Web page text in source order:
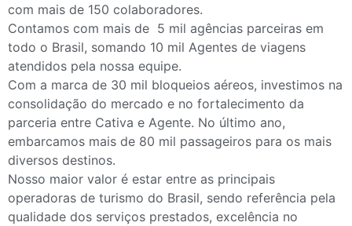
com mais de 150 colaboradores.
Contamos com mais de 5 mil agências parceiras em
todo o Brasil, somando 10 mil Agentes de viagens
atendidos pela nossa equipe.
Com a marca de 30 mil bloqueios aéreos, investimos na
consolidação do mercado e no fortalecimento da
parceria entre Cativa e Agente. No último ano,
embarcamos mais de 80 mil passageiros para os mais
diversos destinos.
Nosso maior valor é estar entre as principais
operadoras de turismo do Brasil, sendo referência pela
qualidade dos serviços prestados, excelência no